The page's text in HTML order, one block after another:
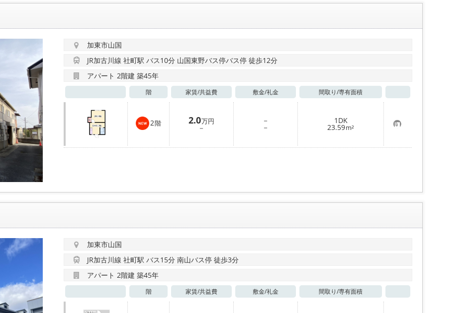
加東市山国
JR加古川線 社町駅 バス10分 山国東野バス停バス停 徒歩12分
アパート 2階建 築45年
階 家賃/共益費 敷金/礼金 間取り/専有面積
2階 2.0万円
－
－
－
1DK
23.59m² お
気
に
入
加東市山国
JR加古川線 社町駅 バス15分 南山バス停 徒歩3分
アパート 2階建 築45年
階 家賃/共益費 敷金/礼金 間取り/専有面積